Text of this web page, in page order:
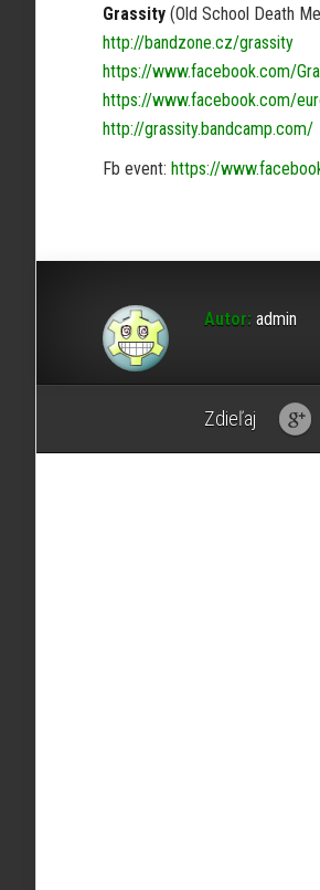
Grassity (Old School Death
http://bandzone.cz/grassity
https://www.facebook.com/
https://www.facebook.com/
http://grassity.bandcamp.com/
Fb event: https://
Autor: admin
Zdieľaj